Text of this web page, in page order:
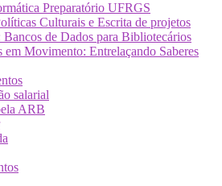
Preparatório UFRGS
Culturais e Escrita de projetos
de Dados para Bibliotecários
em Movimento: Entrelaçando Saberes
salarial
ARB